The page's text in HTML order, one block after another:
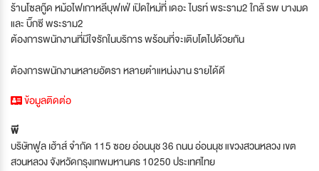
ร้านโซลกู๊ด หม้อไฟเกาหลีบุฟเฟ่ เปิดใหม่ที่ เดอะ ไบรท์ พระราม2 ใกล้ รพ บางมด
และ บิ๊กซี พระราม2
ต้องการพนักงานที่มีใจรักในบริการ พร้อมที่จะเติบโตไปด้วยกัน
ต้องการพนักงานหลายอัตรา หลายตำแหน่งงาน รายได้ดี
ข้อมูลติดต่อ
พี
บริษัทฟูล เฮ้าส์ จำกัด 115 ซอย อ่อนนุช 36 ถนน อ่อนนุช แขวงสวนหลวง เขต
สวนหลวง จังหวัดกรุงเทพมหานคร 10250 ประเทศไทย